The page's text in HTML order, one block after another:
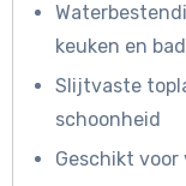
keuken en
Slijtvaste
schoonheid
Geschikt